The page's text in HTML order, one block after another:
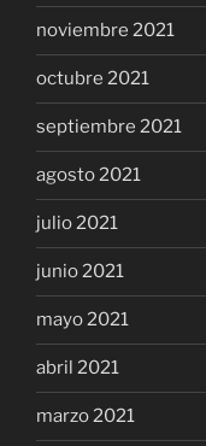
noviembre 2021
octubre 2021
septiembre 2021
agosto 2021
julio 2021
junio 2021
mayo 2021
abril 2021
marzo 2021